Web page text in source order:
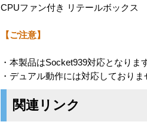
CPUファン付き リテールボックス
【ご注意】
・本製品はSocket939対応となりま
・デュアル動作には対応しておりま
関連リンク